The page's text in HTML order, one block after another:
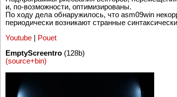
Подпрограммы рисования векторов,
и, по-возможности, оптимизированы.
По ходу дела обнаружилось, что asm09win
периодически возникают странные
Youtube|
Pouet
EmptyScreentro
(source+bin)